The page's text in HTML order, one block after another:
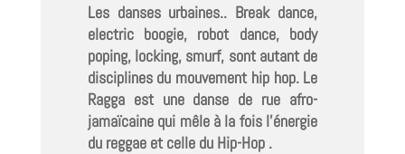
Les danses urbaines.. Break dance,
electric boogie, robot dance, body
poping, locking, smurf, sont autant de
disciplines du mouvement hip hop. Le
Ragga est une danse de rue afro-
jamaïcaine qui mêle à la fois l’énergie
du reggae et celle du Hip-Hop .